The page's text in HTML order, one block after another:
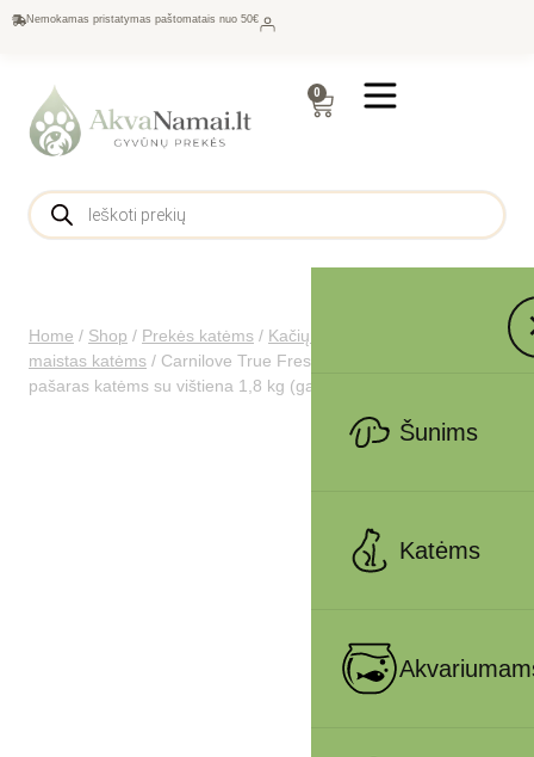
Nemokamas pristatymas paštomatais nuo 50€
0
Šunims
Katėms
Home / Shop / Prekės katėms / Kačių maistas
maistas katėms / Carnilove True Fresh Cat Chicken sausas
pašaras katėms su vištiena 1,8 kg (galiojimas iki 2026.06.10)